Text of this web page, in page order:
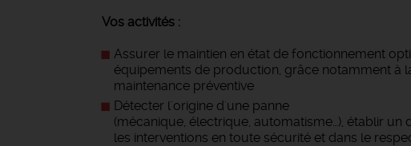
Vos activités :
Assurer le maintien en état de fonctionnement
équipements de production, grâce notamment à
maintenance préventive
Détecter l'origine d'une panne
(mécanique, électrique, automatisme…), établir un
les interventions en toute sécurité et dans le